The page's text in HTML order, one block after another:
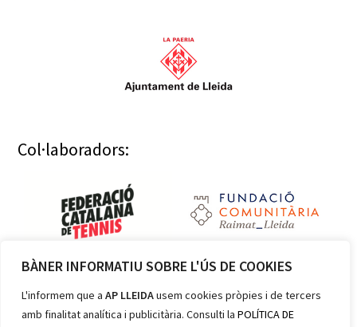
BÀNER INFORMATIU SOBRE L'ÚS DE COOKIES
L'informem que a AP LLEIDAusem cookies pròpies i de tercers
amb finalitat analítica i publicitària. Consulti la POLÍTICA DE
Membres:
Col·laboradors: